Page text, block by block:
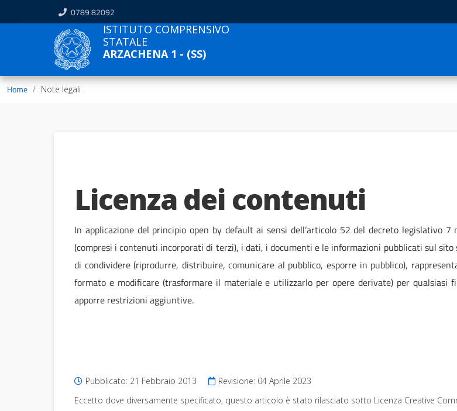
0789 82092
ISTITUTO COMPRENSIVO
STATALE
ARZACHENA 1 - (SS)
Home Note legali
Licenza dei contenuti
In applicazione del principio open by default ai sensi dell’articolo 52 del decreto legislativo
(compresi i contenuti incorporati di terzi), i dati, i documenti e le informazioni pubblicati sul
di condividere (riprodurre, distribuire, comunicare al pubblico, esporre in pubblico),
formato e modificare (trasformare il materiale e utilizzarlo per opere derivate) per qualsiasi
apporre restrizioni aggiuntive.
Pubblicato: 21 Febbraio 2013 Revisione: 04 Aprile 2023
Eccetto dove diversamente specificato, questo articolo è stato rilasciato sotto Licenza Creative